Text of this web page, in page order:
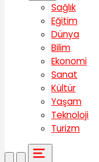
Sağlık
Eğitim
Dünya
Bilim
Ekonomi
Sanat
Kültür
Yaşam
Teknoloji
Turizm